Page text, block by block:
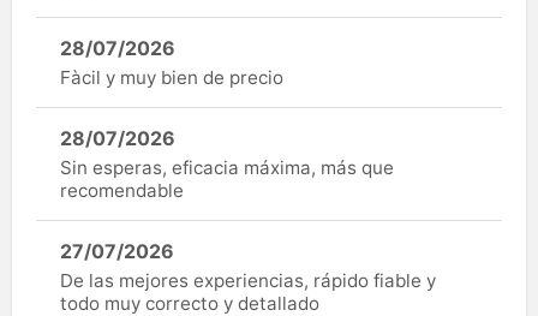
28/07/2026
Fàcil y muy bien de precio
28/07/2026
Sin esperas, eficacia máxima, más que
recomendable
27/07/2026
De las mejores experiencias, rápido fiable y
todo muy correcto y detallado